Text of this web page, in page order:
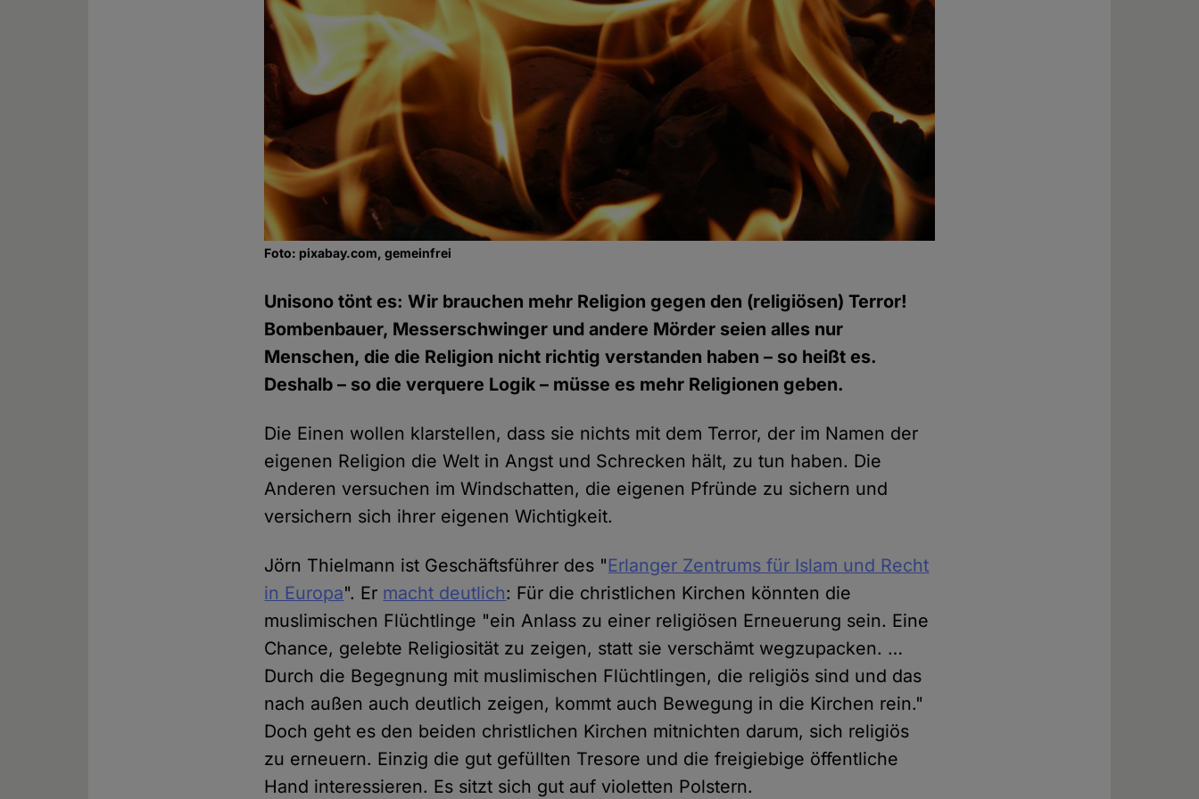
Foto: pixabay.com, gemeinfrei
Unisono tönt es: Wir brauchen mehr Religion gegen den (religiösen) Terror!
Bombenbauer, Messerschwinger und andere Mörder seien alles nur
Menschen, die die Religion nicht richtig verstanden haben – so heißt es.
Deshalb – so die verquere Logik – müsse es mehr Religionen geben.
Die Einen wollen klarstellen, dass sie nichts mit dem Terror, der im Namen der
eigenen Religion die Welt in Angst und Schrecken hält, zu tun haben. Die
Anderen versuchen im Windschatten, die eigenen Pfründe zu sichern und
versichern sich ihrer eigenen Wichtigkeit.
Jörn Thielmann ist Geschäftsführer des "Erlanger Zentrums für Islam und Recht
in Europa". Er macht deutlich: Für die christlichen Kirchen könnten die
muslimischen Flüchtlinge "ein Anlass zu einer religiösen Erneuerung sein. Eine
Chance, gelebte Religiosität zu zeigen, statt sie verschämt wegzupacken. …
Durch die Begegnung mit muslimischen Flüchtlingen, die religiös sind und das
nach außen auch deutlich zeigen, kommt auch Bewegung in die Kirchen rein."
Doch geht es den beiden christlichen Kirchen mitnichten darum, sich religiös
zu erneuern. Einzig die gut gefüllten Tresore und die freigiebige öffentliche
Hand interessieren. Es sitzt sich gut auf violetten Polstern.